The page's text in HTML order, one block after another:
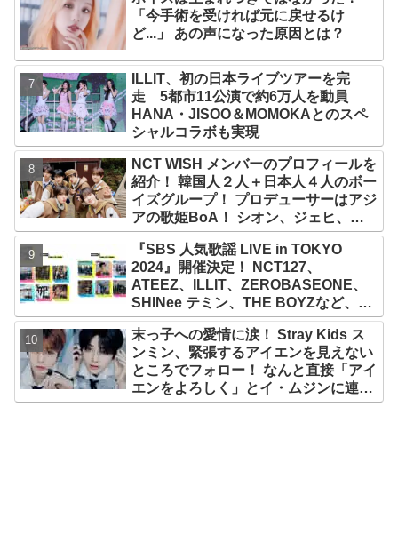
「今手術を受ければ元に戻せるけ
ど...」 あの声になった原因とは？
ILLIT、初の日本ライブツアーを完
走 5都市11公演で約6万人を動員
HANA・JISOO＆MOMOKAとのスペ
シャルコラボも実現
NCT WISH メンバーのプロフィールを
紹介！ 韓国人２人＋日本人４人のボー
イズグループ！ プロデューサーはアジ
アの歌姫BoA！ シオン、ジェヒ、リ
ク、ユウシ、リョウ、サクヤの魅力を
徹底解説
『SBS 人気歌謡 LIVE in TOKYO
2024』開催決定！ NCT127、
ATEEZ、ILLIT、ZEROBASEONE、
SHINee テミン、THE BOYZなど、豪
華アーティスト出演決定！ 10月12
日・13日、さいたまスーパーアリーナ
にて
末っ子への愛情に涙！ Stray Kids ス
ンミン、緊張するアイエンを見えない
ところでフォロー！ なんと直接「アイ
エンをよろしく」とイ・ムジンに連
絡… 愛にあふれたエピソードにファン